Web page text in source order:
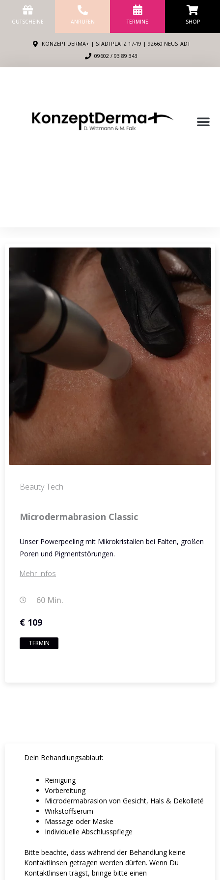
InhaltGUTSCHEINE ANRUFEN TERMINE SHOP
KONZEPT DERMA+ | STADTPLATZ 17-19 | 92660 NEUSTADT
09602 / 93 89 343
Beauty Tech
Microdermabrasion Classic
Unser Powerpeeling mit Mikrokristallen bei Falten, großen
Poren und Pigmentstörungen.
Mehr Infos
60 Min.
€ 109
TERMIN
Dein Behandlungsablauf:
Reinigung
Vorbereitung
Microdermabrasion von Gesicht, Hals & Dekolleté
Wirkstoffserum
Massage oder Maske
Individuelle Abschlusspflege
Bitte beachte, dass während der Behandlung keine
Kontaktlinsen getragen werden dürfen. Wenn Du
Kontaktlinsen trägst, bringe bitte einen